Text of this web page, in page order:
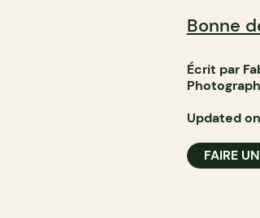
Bonne
Écrit par
Updated
FAIRE